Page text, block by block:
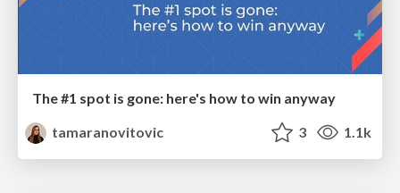
The #1 spot is gone: here's how to win anyway
tamaranovitovic
3 1.1k